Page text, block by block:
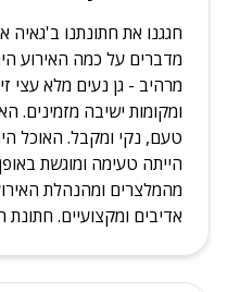
חוות דעת
רותי וינון
חגגנו את חתונתנו ב'גאיה
מדברים על כמה האירוע